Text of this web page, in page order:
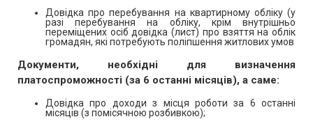
Довідка про перебування на квартирному обліку (у
разі перебування на обліку, крім внутрішньо
переміщених осіб довідка (лист) про взяття на облік
громадян, які потребують поліпшення житлових умов
Документи, необхідні для визначення
платоспроможності (за 6 останні місяців), а саме:
Довідка про доходи з місця роботи за 6 останні
місяців (з помісячною розбивкою);